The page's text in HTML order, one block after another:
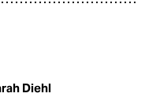
Diehl